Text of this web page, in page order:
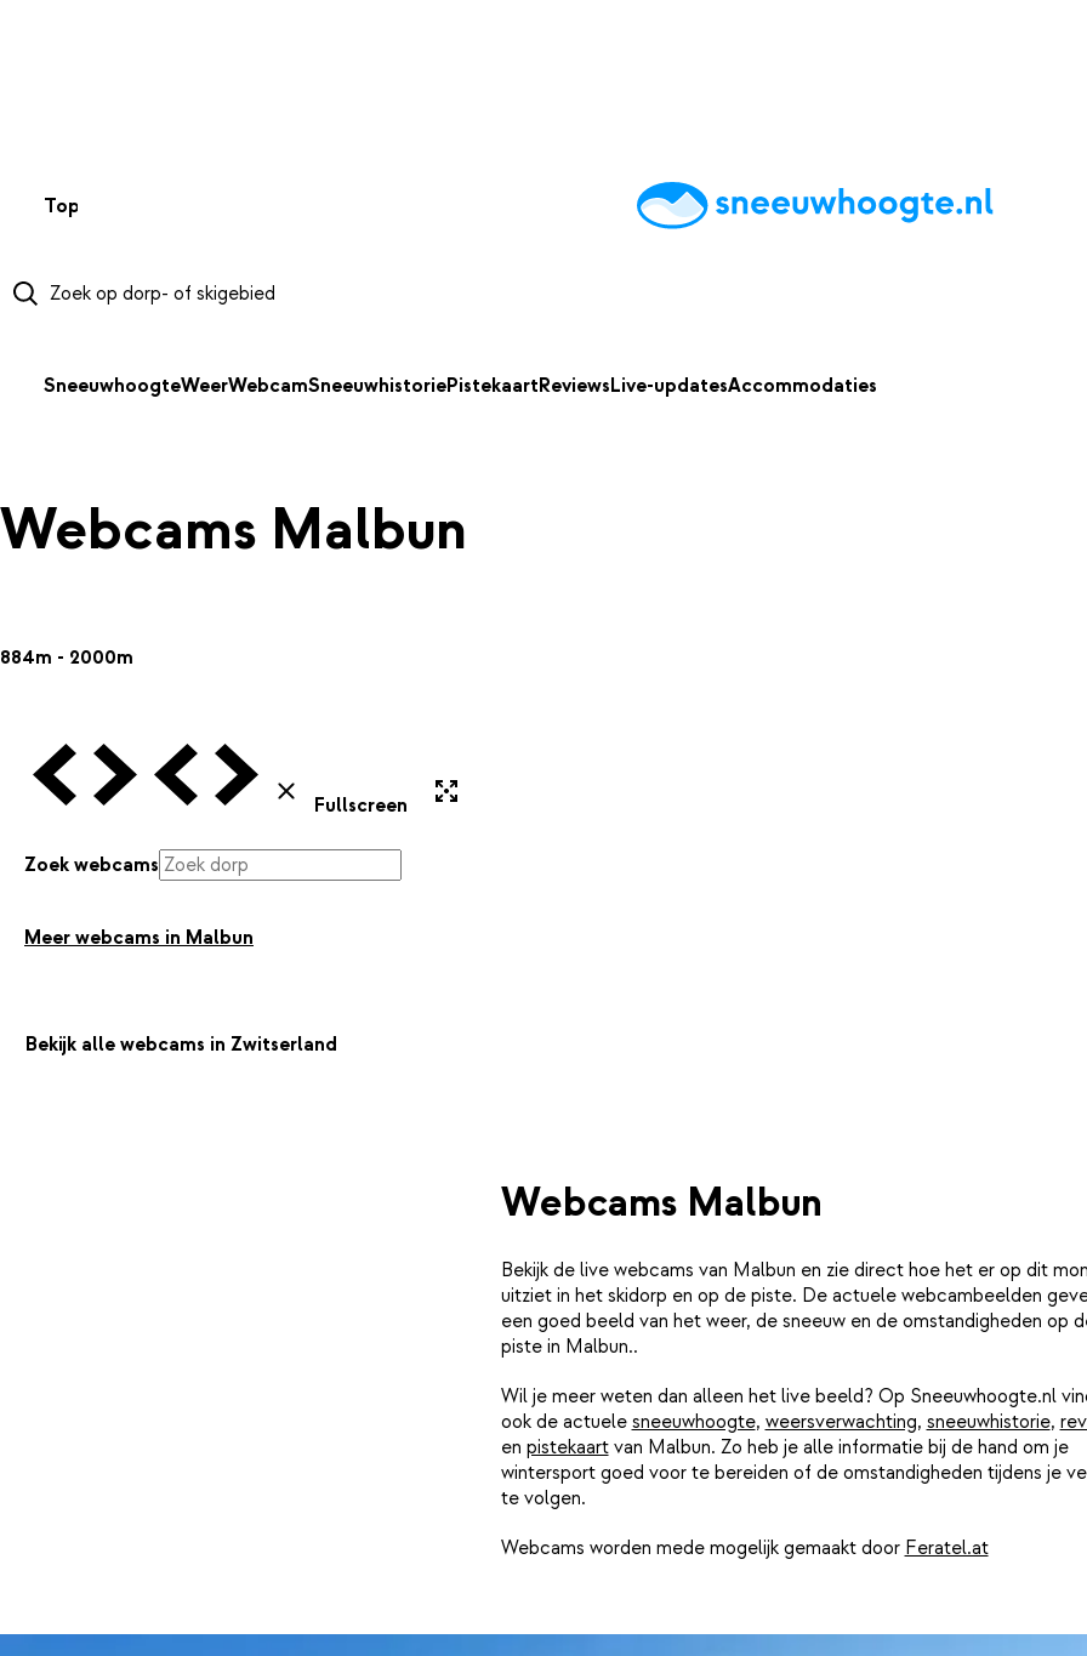
Top 50 AccommodatiesTipsReviewsLive updatesApp
SneeuwhoogteWeerWebcamSneeuwhistoriePistekaartReviewsLive-updatesAccommodaties
Webcams Malbun
884m - 2000m
Vorige Webcam
Volgende Webcam
Vorige Webcam
Volgende Webcam
Sluiten
Fullscreen
Zoek webcams
Meer webcams in Malbun
Bekijk alle webcams in Zwitserland
Webcams Malbun
Bekijk de live webcams van Malbun en zie direct hoe het er op dit
uitziet in het skidorp en op de piste. De actuele webcambeelden
een goed beeld van het weer, de sneeuw en de omstandigheden op
piste in Malbun..
Wil je meer weten dan alleen het live beeld? Op Sneeuwhoogte.nl
ook de actuele sneeuwhoogte, weersverwachting, sneeuwhistorie,
en pistekaartvan Malbun. Zo heb je alle informatie bij de hand om je
wintersport goed voor te bereiden of de omstandigheden tijdens je
te volgen.
Webcams worden mede mogelijk gemaakt door Feratel.at